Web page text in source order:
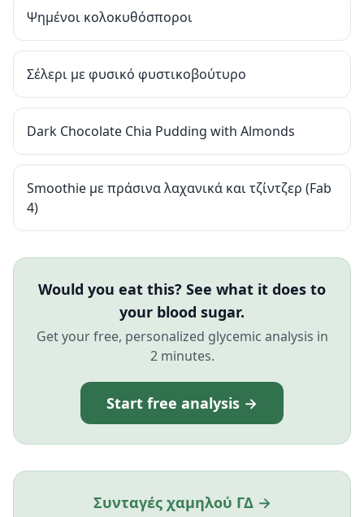
Ψημένοι κολοκυθόσποροι
Σέλερι με φυσικό φυστικοβούτυρο
Dark Chocolate Chia Pudding with Almonds
Smoothie με πράσινα λαχανικά και τζίντζερ (Fab
4)
Would you eat this? See what it does to
your blood sugar.
Get your free, personalized glycemic analysis in
2 minutes.
Start free analysis →
Συνταγές χαμηλού ΓΔ →